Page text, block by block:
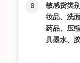
敏感货类
妆品、洗
药品、压
具墨水、